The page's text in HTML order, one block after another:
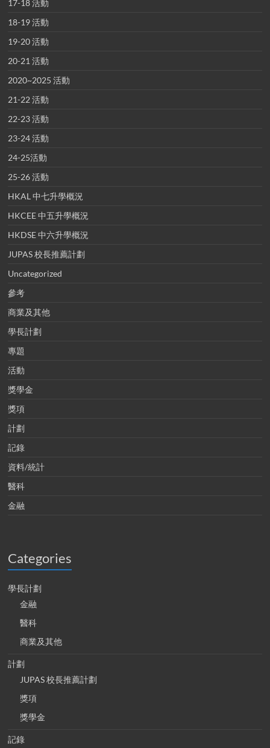
17-18 活動
18-19 活動
19-20 活動
20-21 活動
2020~2025 活動
21-22 活動
22-23 活動
23-24 活動
24-25活動
25-26 活動
HKAL 中七升學概況
HKCEE 中五升學概況
HKDSE 中六升學概況
JUPAS 校長推薦計劃
Uncategorized
參考
商業及其他
學長計劃
專題
活動
獎學金
獎項
計劃
記錄
資料/統計
醫科
金融
Categories
學長計劃
金融
醫科
商業及其他
計劃
JUPAS 校長推薦計劃
獎項
獎學金
記錄